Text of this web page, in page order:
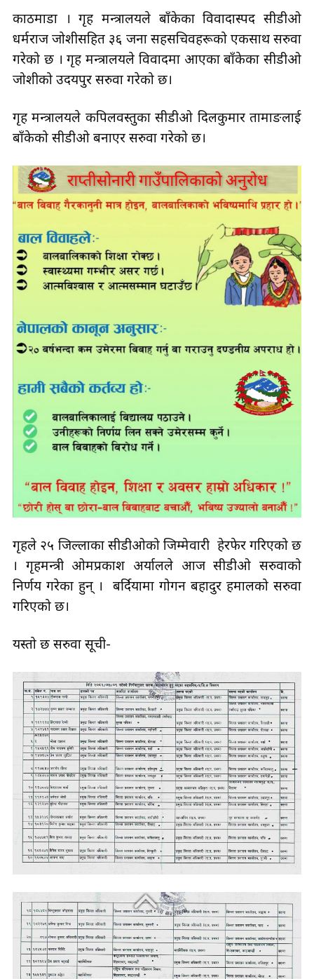
काठमाडौँ । गृह मन्त्रालयले बाँकेका विवादास्पद सीडीओ
धर्मराज जोशीसहित ३६ जना सहसचिवहरूको एकसाथ सरुवा
गरेको छ । गृह मन्त्रालयले विवादमा आएका बाँकेका सीडीओ
जोशीको उदयपुर सरुवा गरेको छ।
गृह मन्त्रालयले कपिलवस्तुका सीडीओ दिलकुमार तामाङलाई
बाँकेको सीडीओ बनाएर सरुवा गरेको छ।
गृहले २५ जिल्लाका सीडीओको जिम्मेवारी हेरफेर गरिएको छ
। गृहमन्त्री ओमप्रकाश अर्यालले आज सीडीओ सरुवाको
निर्णय गरेका हुन् । बर्दियामा गोगन बहादुर हमालको सरुवा
गरिएको छ।
यस्तो छ सरुवा सूची-